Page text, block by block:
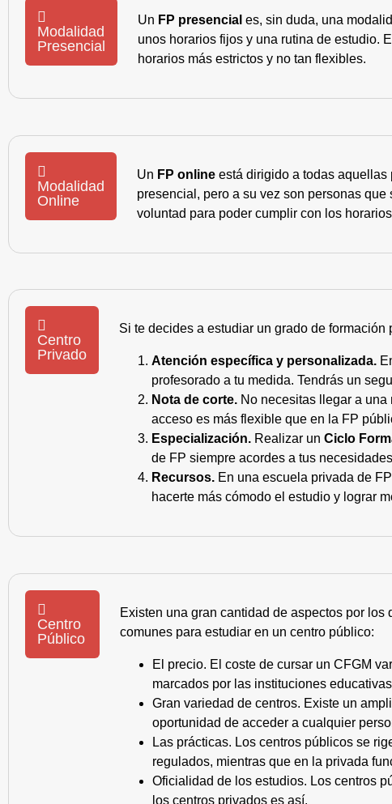
Modalidad
Presencial
Un FP presencial es, sin duda, una
unos horarios fijos y una rutina de estudio.
horarios más estrictos y no tan flexibles.
Modalidad
Online
Un FP online está dirigido a todas
presencial, pero a su vez son personas
voluntad para poder cumplir con los
Centro
Privado
Si te decides a estudiar un grado de
Atención específica y personalizada.
profesorado a tu medida. Tendrás un
Nota de corte. No necesitas llegar a una
acceso es más flexible que en la FP
Especialización. Realizar un Ciclo
de FP siempre acordes a tus
Recursos. En una escuela privada de
hacerte más cómodo el estudio y lograr
Centro
Público
Existen una gran cantidad de aspectos por los
comunes para estudiar en un centro público:
El precio. El coste de cursar un CFGM
marcados por las instituciones
Gran variedad de centros. Existe un
oportunidad de acceder a cualquier
Las prácticas. Los centros públicos se
regulados, mientras que en la privada
Oficialidad de los estudios. Los centros
los centros privados es así.